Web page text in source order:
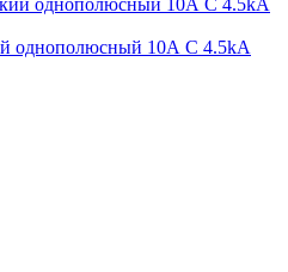
однополюсный 10А С 4.5kA